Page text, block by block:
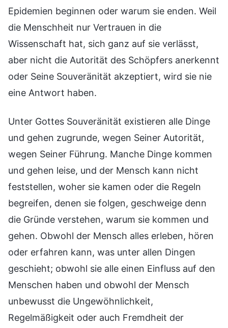
Epidemien beginnen oder warum sie enden. Weil
die Menschheit nur Vertrauen in die
Wissenschaft hat, sich ganz auf sie verlässt,
aber nicht die Autorität des Schöpfers anerkennt
oder Seine Souveränität akzeptiert, wird sie nie
eine Antwort haben.
Unter Gottes Souveränität existieren alle Dinge
und gehen zugrunde, wegen Seiner Autorität,
wegen Seiner Führung. Manche Dinge kommen
und gehen leise, und der Mensch kann nicht
feststellen, woher sie kamen oder die Regeln
begreifen, denen sie folgen, geschweige denn
die Gründe verstehen, warum sie kommen und
gehen. Obwohl der Mensch alles erleben, hören
oder erfahren kann, was unter allen Dingen
geschieht; obwohl sie alle einen Einfluss auf den
Menschen haben und obwohl der Mensch
unbewusst die Ungewöhnlichkeit,
Regelmäßigkeit oder auch Fremdheit der